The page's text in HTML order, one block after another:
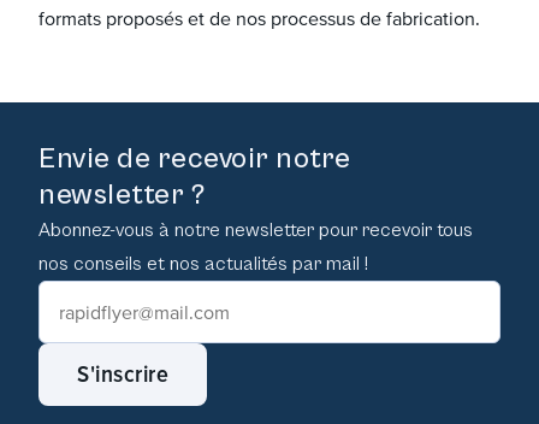
formats proposés et de nos processus de fabrication.
Envie de recevoir notre
newsletter ?
Abonnez-vous à notre newsletter pour recevoir tous
nos conseils et nos actualités par mail !
S'inscrire